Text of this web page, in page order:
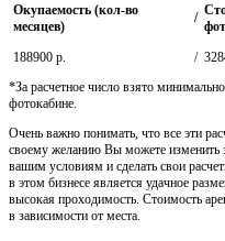
Окупаемость (кол-во
месяцев)
/
188900 р. /
*За расчетное число взято
фотокабине.
Очень важно понимать, что все эти
своему желанию Вы можете изменить
вашим условиям и сделать свои
в этом бизнесе является удачное
высокая проходимость. Стоимость
в зависимости от места.